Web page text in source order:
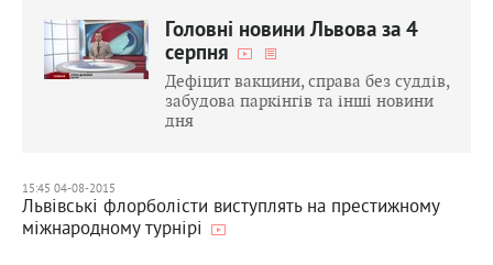
Головні новини Львова за 4
серпня
Дефіцит вакцини, справа без суддів,
забудова паркінгів та інші новини
дня
15:45 04-08-2015
Львівські флорболісти виступлять на престижному
міжнародному турнірі